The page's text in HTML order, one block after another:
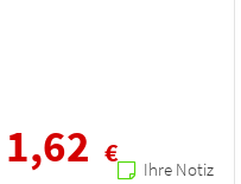
1,62 €
Ihre Notiz